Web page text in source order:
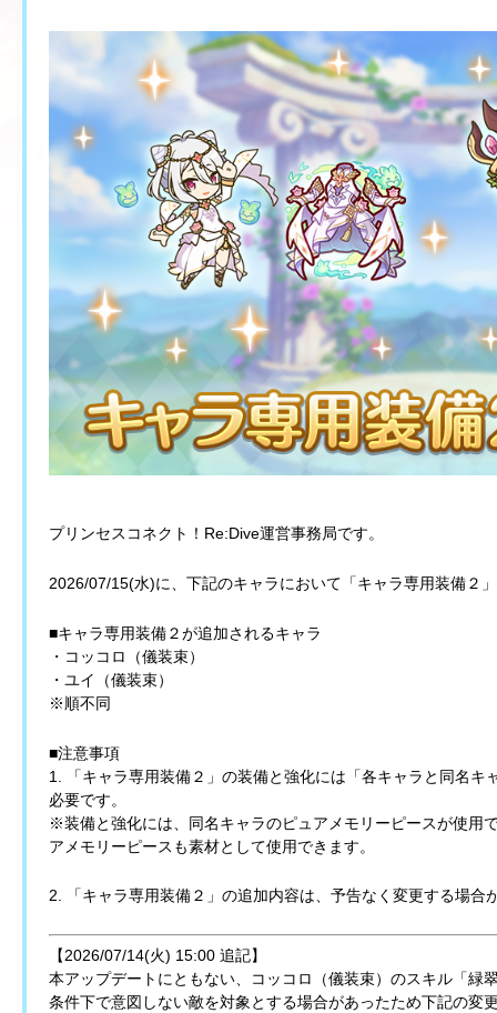
プリンセスコネクト！Re:Dive運営事務局です。
2026/07/15(水)に、下記のキャラにおいて「キャラ専用装備２
■キャラ専用装備２が追加されるキャラ
・コッコロ（儀装束）
・ユイ（儀装束）
※順不同
■注意事項
1. 「キャラ専用装備２」の装備と強化には「各キャラと同名
必要です。
※装備と強化には、同名キャラのピュアメモリーピースが使用
アメモリーピースも素材として使用できます。
2. 「キャラ専用装備２」の追加内容は、予告なく変更する場合
【2026/07/14(火) 15:00 追記】
本アップデートにともない、コッコロ（儀装束）のスキル「緑
条件下で意図しない敵を対象とする場合があったため下記の変